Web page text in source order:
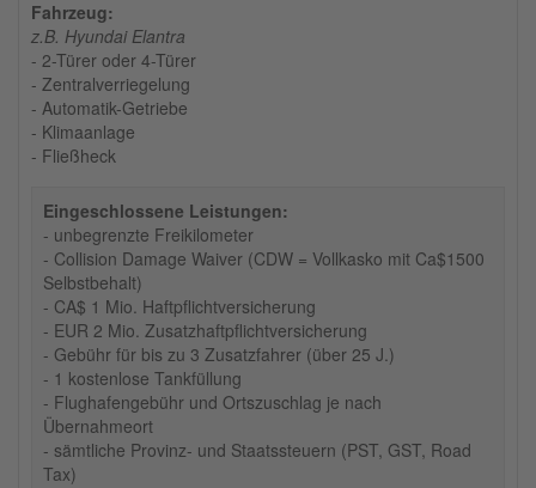
Fahrzeug:
z.B. Hyundai Elantra
- 2-Türer oder 4-Türer
- Zentralverriegelung
- Automatik-Getriebe
- Klimaanlage
- Fließheck
Eingeschlossene Leistungen:
- unbegrenzte Freikilometer
- Collision Damage Waiver (CDW = Vollkasko mit Ca$1500
Selbstbehalt)
- CA$ 1 Mio. Haftpflichtversicherung
- EUR 2 Mio. Zusatzhaftpflichtversicherung
- Gebühr für bis zu 3 Zusatzfahrer (über 25 J.)
- 1 kostenlose Tankfüllung
- Flughafengebühr und Ortszuschlag je nach
Übernahmeort
- sämtliche Provinz- und Staatssteuern (PST, GST, Road
Tax)